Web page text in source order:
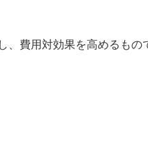
費用対効果を高めるもの